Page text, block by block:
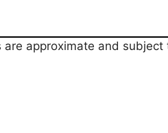
approximate and